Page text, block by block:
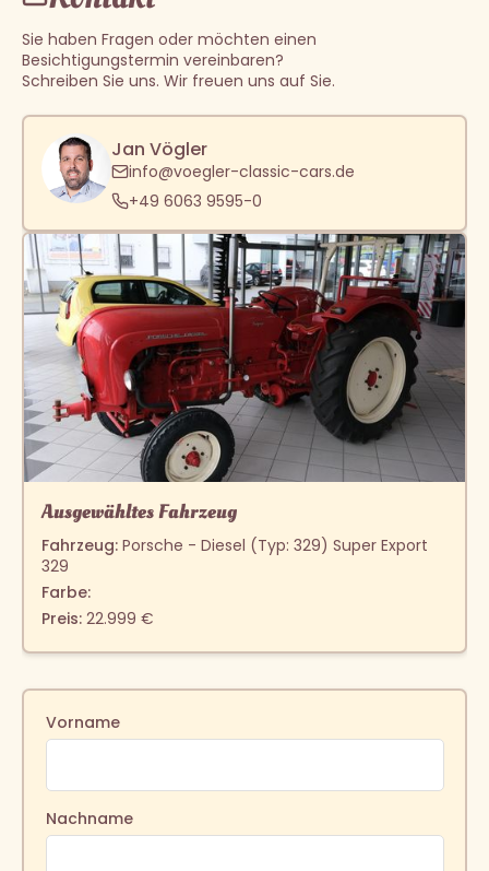
Sie haben Fragen oder möchten einen
Besichtigungstermin vereinbaren?
Schreiben Sie uns. Wir freuen uns auf Sie.
Vorname
Nachname
Jan Vögler
info@voegler-classic-cars.de
+49 6063 9595-0
Ausgewähltes Fahrzeug
Fahrzeug:Porsche - Diesel (Typ: 329) Super Export
329
Farbe:
Preis:22.999 €